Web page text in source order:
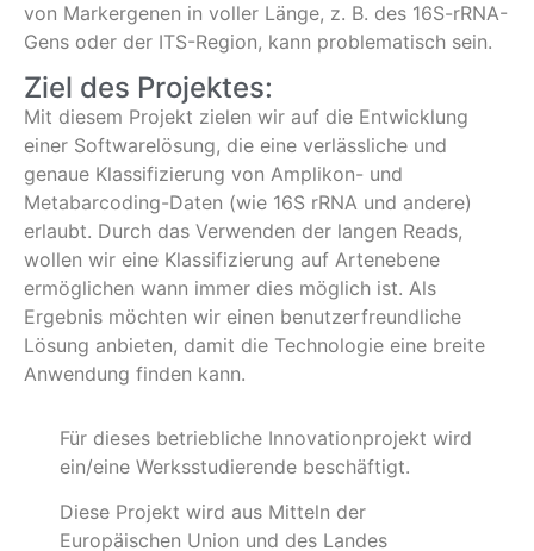
von Markergenen in voller Länge, z. B. des 16S-rRNA-
Gens oder der ITS-Region, kann problematisch sein.
Ziel des Projektes:
Mit diesem Projekt zielen wir auf die Entwicklung
einer Softwarelösung, die eine verlässliche und
genaue Klassifizierung von Amplikon- und
Metabarcoding-Daten (wie 16S rRNA und andere)
erlaubt. Durch das Verwenden der langen Reads,
wollen wir eine Klassifizierung auf Artenebene
ermöglichen wann immer dies möglich ist. Als
Ergebnis möchten wir einen benutzerfreundliche
Lösung anbieten, damit die Technologie eine breite
Anwendung finden kann.
Für dieses betriebliche Innovationprojekt wird
ein/eine Werksstudierende beschäftigt.
Diese Projekt wird aus Mitteln der
Europäischen Union und des Landes